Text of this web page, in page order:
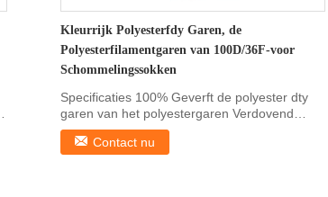
Kleurrijk Polyesterfdy Garen, de
Polyesterfilamentgaren van 100D/36F-voor
Schommelingssokken
Specificaties 100% Geverft de polyester dty
garen van het polyestergaren Verdovend
middel 75D/36F ...
Contact nu